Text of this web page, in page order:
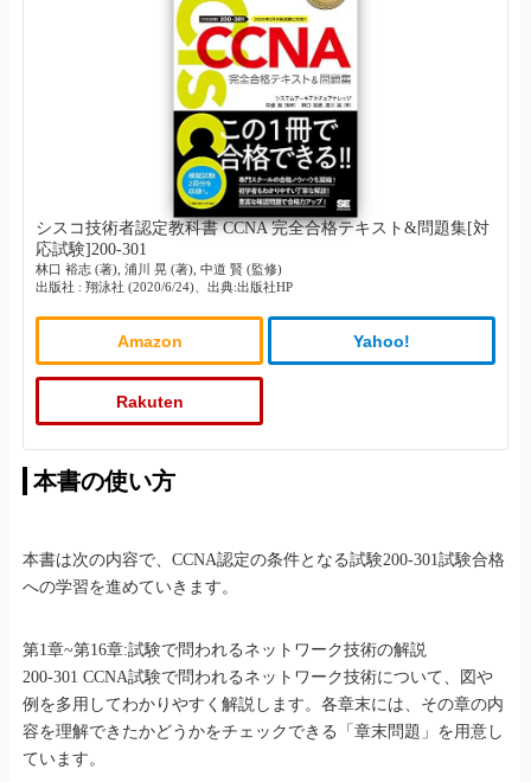
シスコ技術者認定教科書 CCNA 完全合格テキスト&問題集[対
応試験]200-301
林口 裕志 (著), 浦川 晃 (著), 中道 賢 (監修)
出版社 : 翔泳社 (2020/6/24)、出典:出版社HP
Amazon Yahoo!
Rakuten
本書の使い方
本書は次の内容で、CCNA認定の条件となる試験200-301試験合格
への学習を進めていきます。
第1章~第16章:試験で問われるネットワーク技術の解説
200-301 CCNA試験で問われるネットワーク技術について、図や
例を多用してわかりやすく解説します。各章末には、その章の内
容を理解できたかどうかをチェックできる「章末問題」を用意し
ています。